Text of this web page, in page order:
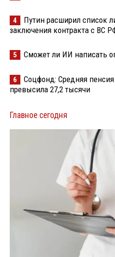
4
Путин расширил список
заключения контракта с ВС
5 Сможет ли ИИ написать
6
Соцфонд: Средняя
превысила 27,2 тысячи
Главное сегодня